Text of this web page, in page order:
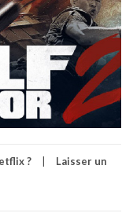
? Laisser un